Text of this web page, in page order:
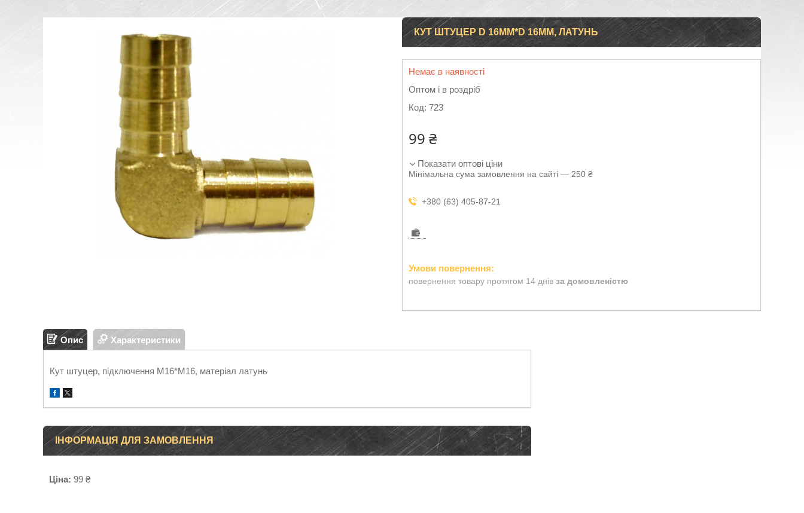
КУТ ШТУЦЕР D 16ММ*D 16ММ, ЛАТУНЬ
Немає в наявності
Оптом і в роздріб
Код: 723
99 ₴
Показати оптові ціни
Мінімальна сума замовлення на сайті — 250 ₴
+380 (63) 405-87-21
повернення товару протягом 14 днів за домовленістю
Опис Характеристики
Кут штуцер, підключення М16*М16, матеріал латунь
ІНФОРМАЦІЯ ДЛЯ ЗАМОВЛЕННЯ
Ціна: 99 ₴